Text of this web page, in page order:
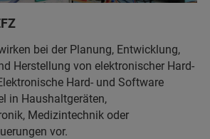
bei der Planung, Entwicklung,
Herstellung von elektronischer Hard-
Hard- und Software
in Haushaltgeräten,
Medizintechnik oder
vor.